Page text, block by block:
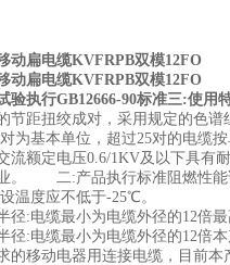
动扁电缆KVFRPB双模12FO
动扁电缆KVFRPB双模12FO
验执行GB12666-90标准三:使
节距扭绞成对，采用规定的色谱
基本单位，超过25对的电缆按
流额定电压0.6/1KV及以下具有
。 二:产品执行标准阻燃性能
温度应不低于-25℃。
:电缆最小为电缆外径的12倍最
:电缆最小为电缆外径的12倍本
的移动电器用连接电缆，目前